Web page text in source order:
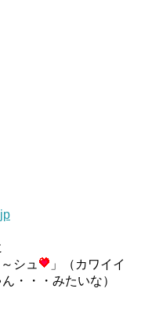
シュ
」（カワイイ
・・・みたいな）